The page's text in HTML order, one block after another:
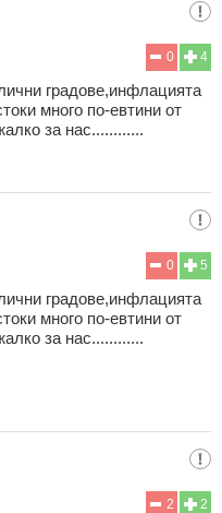
4
0
градове,инфлацията
много по-евтини от
за нас............
5
0
градове,инфлацията
много по-евтини от
за нас............
2
2